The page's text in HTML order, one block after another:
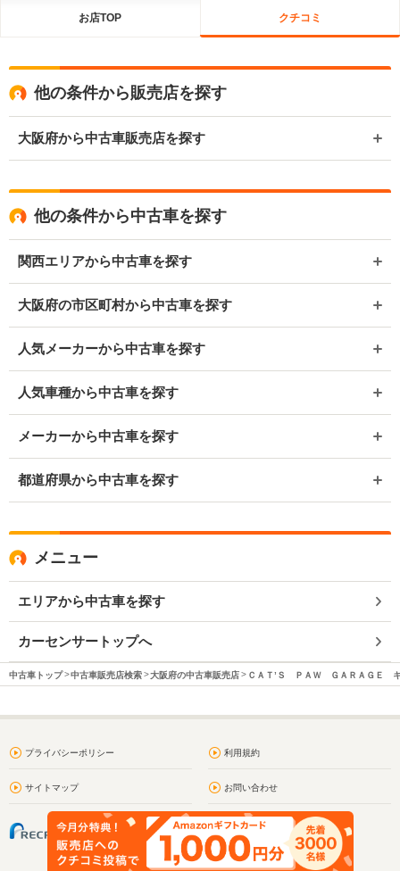
お店TOP クチコミ
他の条件から販売店を探す
大阪府から中古車販売店を探す
他の条件から中古車を探す
関西エリアから中古車を探す
大阪府の市区町村から中古車を探す
人気メーカーから中古車を探す
人気車種から中古車を探す
メーカーから中古車を探す
都道府県から中古車を探す
メニュー
エリアから中古車を探す
カーセンサートップへ
中古車トップ 中古車販売店検索 大阪府の中古車販売店 ＣＡＴ’Ｓ ＰＡＷ ＧＡＲＡＧＥ キ
プライバシーポリシー 利用規約
サイトマップ お問い合わせ